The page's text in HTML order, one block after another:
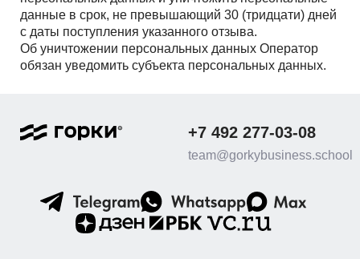
данные в срок, не превышающий 30 (тридцати) дней
с даты поступления указанного отзыва.
Об уничтожении персональных данных Оператор
обязан уведомить субъекта персональных данных.
+7 492 277-03-08
team@gorkybusiness.school